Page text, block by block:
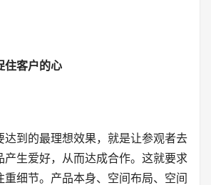
客户的心
到的最理想效果，就是让参观者去
产生爱好，从而达成合作。这就要求
重细节。产品本身、空间布局、空间